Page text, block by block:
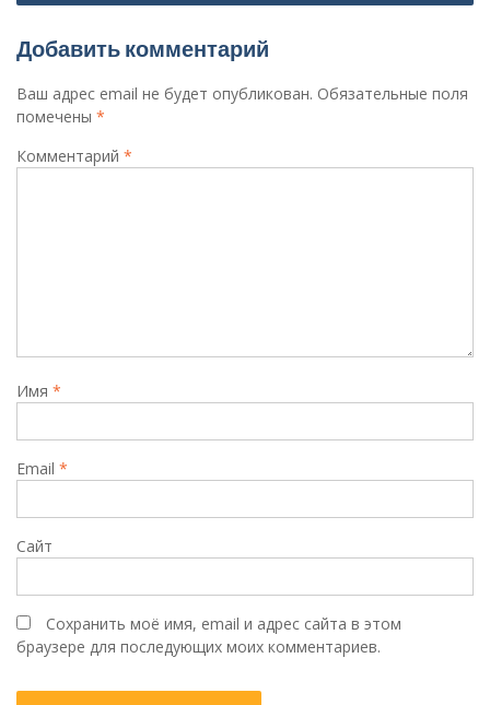
Добавить комментарий
Ваш адрес email не будет опубликован. Обязательные поля
помечены *
Комментарий *
Имя *
Email *
Сайт
Сохранить моё имя, email и адрес сайта в этом
браузере для последующих моих комментариев.